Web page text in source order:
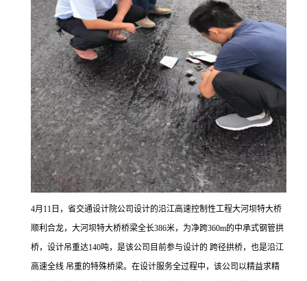
4月11日，省交通设计院公司设计的沿江高速控制性工程大河坝特大桥
顺利合龙，大河坝特大桥桥梁全长386米，为净跨360m的中承式钢管拱
桥，设计吊重达140吨，是该公司目前参与设计的 跨径拱桥，也是沿江
高速全线 吊重的特殊桥梁。在设计服务全过程中，该公司以精益求精